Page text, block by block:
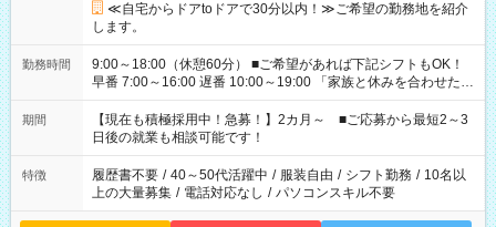
≪自宅からドアtoドアで30分以内！≫ご希望の勤務地を紹介
します。
勤務時間
9:00～18:00（休憩60分） ■ご希望があれば下記シフトもOK！
早番 7:00～16:00 遅番 10:00～19:00 「家族と休みを合わせた
い」 「余裕を持って夕飯の準備がしたい」 「できれば残業はし
たくない」 など、ご希望を教えてくださいね。 ※Wワーク希望
の方へ 今ご覧のお仕事で希望する勤務時間と、もう1つのお仕事
の勤務時間。 合計で週40時間を超える場合は応募できません。
期間
【現在も積極採用中！急募！】2カ月～ ■ご応募から最短2～3
日後の就業も相談可能です！
特徴 履歴書不要 / 40～50代活躍中 / 服装自由 / シフト勤務 / 10名以
上の大量募集 / 電話対応なし / パソコンスキル不要